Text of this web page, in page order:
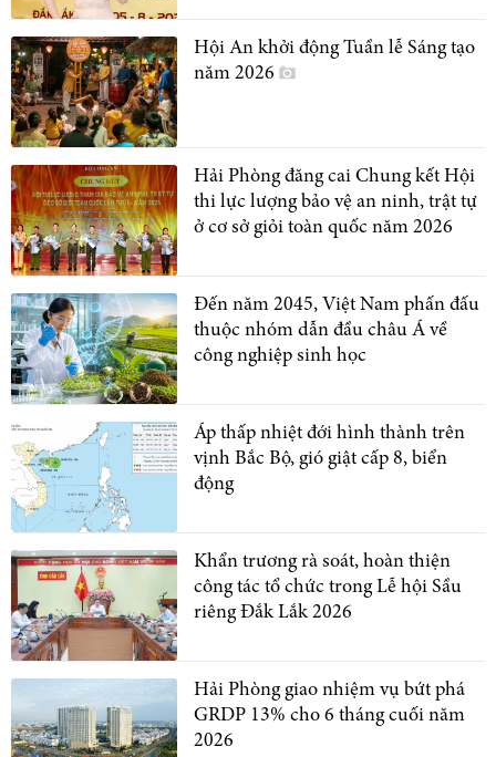
Hội An khởi động Tuần lễ Sáng tạo
năm 2026
Hải Phòng đăng cai Chung kết Hội
thi lực lượng bảo vệ an ninh, trật tự
ở cơ sở giỏi toàn quốc năm 2026
Đến năm 2045, Việt Nam phấn đấu
thuộc nhóm dẫn đầu châu Á về
công nghiệp sinh học
Áp thấp nhiệt đới hình thành trên
vịnh Bắc Bộ, gió giật cấp 8, biển
động
Khẩn trương rà soát, hoàn thiện
công tác tổ chức trong Lễ hội Sầu
riêng Đắk Lắk 2026
Hải Phòng giao nhiệm vụ bứt phá
GRDP 13% cho 6 tháng cuối năm
2026